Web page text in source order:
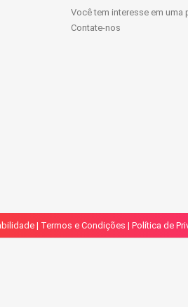
Você tem interesse em uma
Contate-nos
| Termos e Condições | Política de